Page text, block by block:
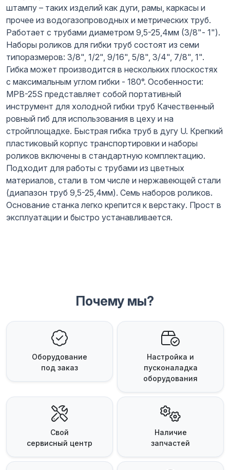
штампу – таких изделий как дуги, рамы, каркасы и
прочее из водогазопроводных и метрических труб.
Работает с трубами диаметром 9,5-25,4мм (3/8"- 1").
Наборы роликов для гибки труб состоят из семи
типоразмеров: 3/8", 1/2", 9/16", 5/8", 3/4", 7/8", 1".
Гибка может производится в нескольких плоскостях
с максимальным углом гибки - 180°. Особенности:
MPB-25S представляет собой портативный
инструмент для холодной гибки труб Качественный
ровный гиб для использования в цеху и на
стройплощадке. Быстрая гибка труб в дугу U. Крепкий
пластиковый корпус транспортировки и наборы
роликов включены в стандартную комплектацию.
Подходит для работы с трубами из цветных
материалов, стали в том числе и нержавеющей стали
(диапазон труб 9,5-25,4мм). Семь наборов роликов.
Основание станка легко крепится к верстаку. Прост в
эксплуатации и быстро устанавливается.
Почему мы?
Оборудование
под заказ
Настройка и
пусконаладка
оборудования
Свой
сервисный центр
Наличие
запчастей